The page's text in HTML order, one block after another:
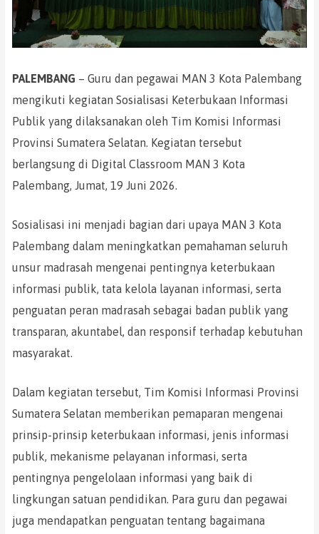
PALEMBANG – Guru dan pegawai MAN 3 Kota Palembang
mengikuti kegiatan Sosialisasi Keterbukaan Informasi
Publik yang dilaksanakan oleh Tim Komisi Informasi
Provinsi Sumatera Selatan. Kegiatan tersebut
berlangsung di Digital Classroom MAN 3 Kota
Palembang, Jumat, 19 Juni 2026.
Sosialisasi ini menjadi bagian dari upaya MAN 3 Kota
Palembang dalam meningkatkan pemahaman seluruh
unsur madrasah mengenai pentingnya keterbukaan
informasi publik, tata kelola layanan informasi, serta
penguatan peran madrasah sebagai badan publik yang
transparan, akuntabel, dan responsif terhadap kebutuhan
masyarakat.
Dalam kegiatan tersebut, Tim Komisi Informasi Provinsi
Sumatera Selatan memberikan pemaparan mengenai
prinsip-prinsip keterbukaan informasi, jenis informasi
publik, mekanisme pelayanan informasi, serta
pentingnya pengelolaan informasi yang baik di
lingkungan satuan pendidikan. Para guru dan pegawai
juga mendapatkan penguatan tentang bagaimana